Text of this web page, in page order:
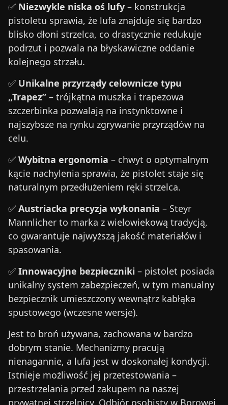
✅ Niezwykle niska oś lufy – konstrukcja
pistoletu sprawia, że lufa znajduje się bardzo
blisko dłoni strzelca, co drastycznie redukuje
podrzut i pozwala na błyskawiczne oddanie
kolejnego strzału.
✅ Unikalne przyrządy celownicze typu
„Trapez” – trójkątna muszka i trapezowa
szczerbinka pozwalają na instynktowne i
najszybsze na rynku zgrywanie przyrządów na
celu.
✅ Wybitna ergonomia – chwyt o optymalnym
kącie nachylenia sprawia, że pistolet staje się
naturalnym przedłużeniem ręki strzelca.
✅ Austriacka precyzja wykonania – Steyr
Mannlicher to marka z wielowiekową tradycją,
co gwarantuje najwyższą jakość materiałów i
spasowania.
✅ Innowacyjne bezpieczniki – pistolet posiada
unikalny system zabezpieczeń, w tym manualny
bezpiecznik umieszczony wewnątrz kabłąka
spustowego (wczesne wersje).
Jest to broń używana, zachowana w bardzo
dobrym stanie. Mechanizmy pracują
nienagannie, a lufa jest w doskonałej kondycji.
Istnieje możliwość jej przetestowania –
przestrzelania przed zakupem na naszej
prywatnej strzelnicy. Odbiór osobisty w Borowej,